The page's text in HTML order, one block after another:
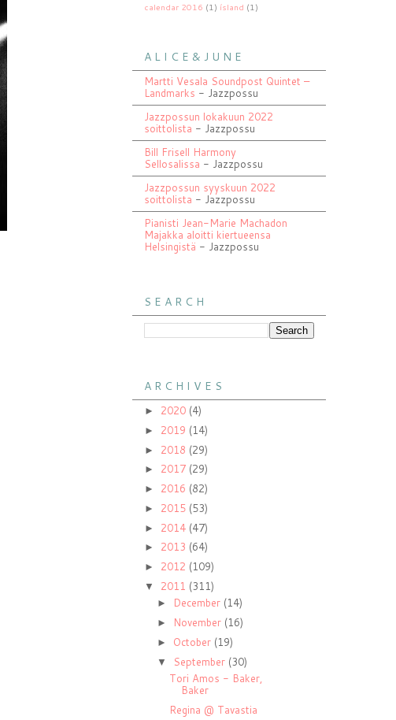
calendar 2016 (1) ísland (1)
A L I C E & J U N E
Martti Vesala Soundpost Quintet –
Landmarks - Jazzpossu
Jazzpossun lokakuun 2022
soittolista - Jazzpossu
Bill Frisell Harmony
Sellosalissa - Jazzpossu
Jazzpossun syyskuun 2022
soittolista - Jazzpossu
Pianisti Jean-Marie Machadon
Majakka aloitti kiertueensa
Helsingistä - Jazzpossu
S E A R C H
A R C H I V E S
► 2020 (4)
► 2019 (14)
► 2018 (29)
► 2017 (29)
► 2016 (82)
► 2015 (53)
► 2014 (47)
► 2013 (64)
► 2012 (109)
▼ 2011 (311)
► December (14)
► November (16)
► October (19)
▼ September (30)
Tori Amos - Baker,
Baker
Regina @ Tavastia